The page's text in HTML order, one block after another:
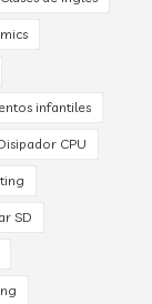
infantiles
CPU
SD